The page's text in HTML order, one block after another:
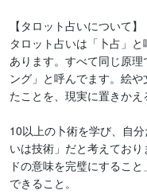
【タロット占いについて】
タロット占いは「卜占」
あります。すべて同じ原
ング」と呼んでます。絵
たことを、現実に置きかえ
10以上の卜術を学び、自
いは技術」だと考えてお
ドの意味を完璧にするこ
できること。